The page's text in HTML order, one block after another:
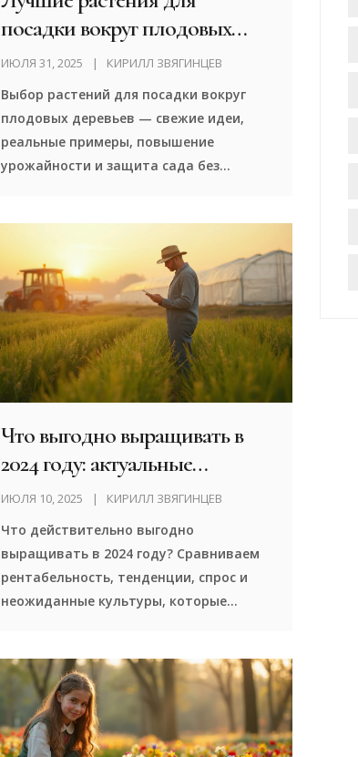
посадки вокруг плодовых
деревьев: практичные советы
садовода
ИЮЛЯ 31, 2025 КИРИЛЛ ЗВЯГИНЦЕВ
Выбор растений для посадки вокруг
плодовых деревьев — свежие идеи,
реальные примеры, повышение
урожайности и защита сада без
Что выгодно выращивать в
2024 году: актуальные
культуры и ставки на урожай
ИЮЛЯ 10, 2025 КИРИЛЛ ЗВЯГИНЦЕВ
Что действительно выгодно
выращивать в 2024 году? Сравниваем
рентабельность, тенденции, спрос и
неожиданные культуры, которые